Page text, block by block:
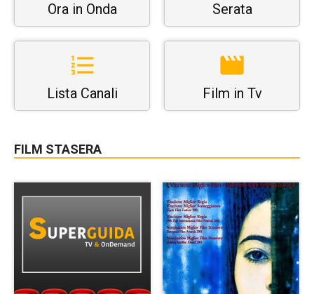
Ora in Onda Serata
Lista Canali Film in Tv
FILM STASERA